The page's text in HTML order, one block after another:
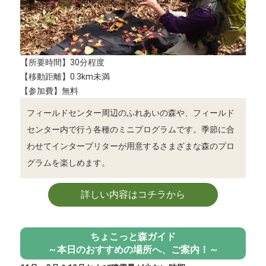
【所要時間】30分程度
【移動距離】0.3km未満
【参加費】無料
フィールドセンター周辺のふれあいの森や、フィールド
センター内で行う各種のミニプログラムです。季節に合
わせてインタープリターが用意するさまざまな森のプロ
グラムを楽しめます。
詳しい内容はコチラから
ちょこっと森ガイド
～本日のおすすめの場所へ、ご案内！～